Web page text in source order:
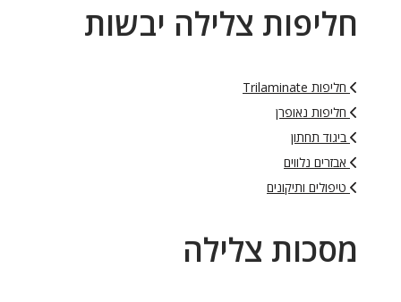
חליפות צלילה יבשות
חליפות Trilaminate
חליפות נאופרן
ביגוד תחתון
אבזרים נלווים
טיפולים ותיקונים
מסכות צלילה